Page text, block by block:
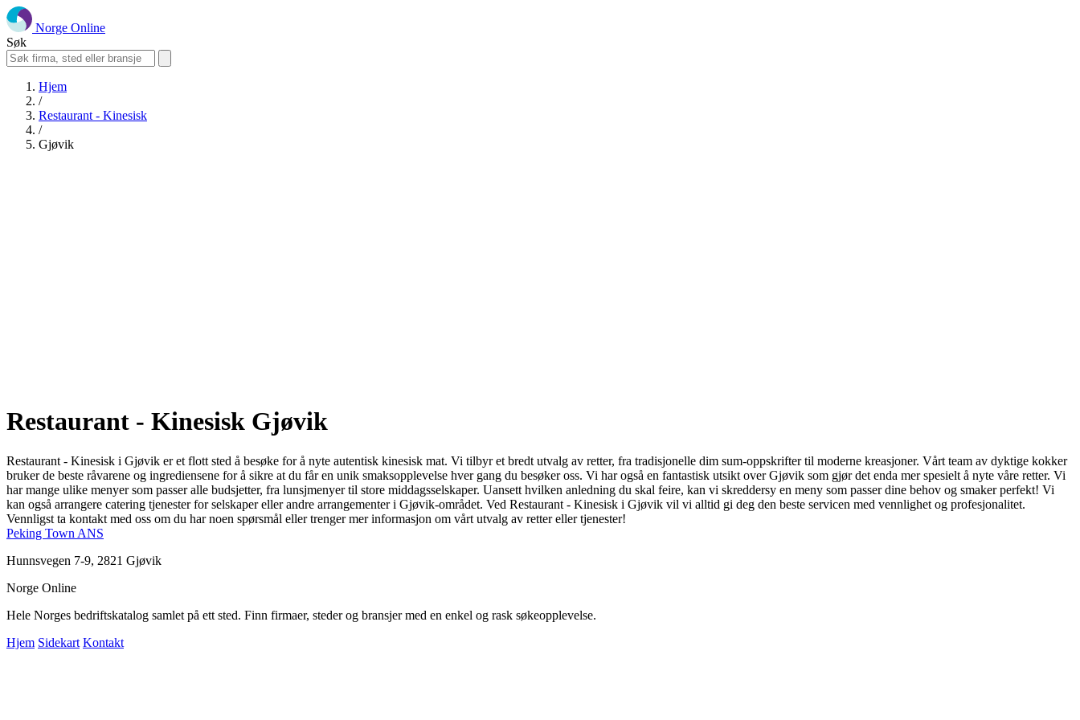
Norge Online
Søk
Hjem
/
Restaurant - Kinesisk
/
Gjøvik
Restaurant - Kinesisk Gjøvik
Restaurant - Kinesisk i Gjøvik er et flott sted å besøke for å nyte autentisk kinesisk mat. Vi tilbyr et bredt utvalg av retter, fra tradisjonelle dim sum-oppskrifter til moderne kreasjoner. Vårt team av dyktige kokker
bruker de beste råvarene og ingrediensene for å sikre at du får en unik smaksopplevelse hver gang du besøker oss. Vi har også en fantastisk utsikt over Gjøvik som gjør det enda mer spesielt å nyte våre retter. Vi
har mange ulike menyer som passer alle budsjetter, fra lunsjmenyer til store middagsselskaper. Uansett hvilken anledning du skal feire, kan vi skreddersy en meny som passer dine behov og smaker perfekt! Vi
kan også arrangere catering tjenester for selskaper eller andre arrangementer i Gjøvik-området. Ved Restaurant - Kinesisk i Gjøvik vil vi alltid gi deg den beste servicen med vennlighet og profesjonalitet.
Vennligst ta kontakt med oss om du har noen spørsmål eller trenger mer informasjon om vårt utvalg av retter eller tjenester!
Peking Town ANS
Hunnsvegen 7-9, 2821 Gjøvik
Norge Online
Hele Norges bedriftskatalog samlet på ett sted. Finn firmaer, steder og bransjer med en enkel og rask søkeopplevelse.
Hjem Sidekart Kontakt